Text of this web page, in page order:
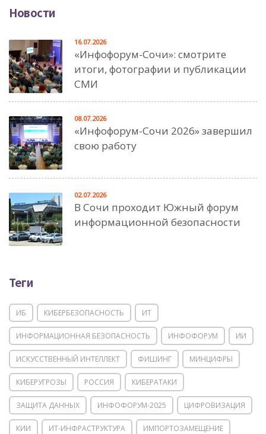
Новости
«Инфофорум-Сочи»: смотрите
итоги, фотографии и публикации
СМИ
16.07.2026
«Инфофорум-Сочи 2026» завершил
свою работу
08.07.2026
В Сочи проходит Южный форум
информационной безопасности
02.07.2026
Теги
ИБ КИБЕРБЕЗОПАСНОСТЬ ИТ
ИНФОРМАЦИОННАЯ БЕЗОПАСНОСТЬ ИНФОФОРУМ ИИ
ИСКУССТВЕННЫЙ ИНТЕЛЛЕКТ ФИШИНГ МИНЦИФРЫ
КИБЕРУГРОЗЫ РОССИЯ КИБЕРАТАКИ
ЗАЩИТА ДАННЫХ ИНФОФОРУМ-2025 ЦИФРОВИЗАЦИЯ
КИИ ИТ-ИНФРАСТРУКТУРА ИМПОРТОЗАМЕЩЕНИЕ